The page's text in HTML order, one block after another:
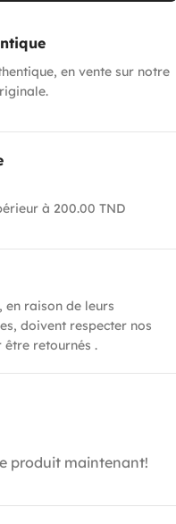
en vente sur notre
à 200.00 TND
en raison de leurs
doivent respecter nos
retournés .
produit maintenant!